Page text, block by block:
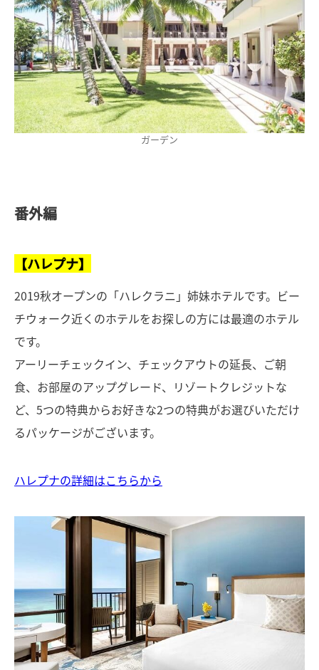
ガーデン
番外編
【ハレプナ】
2019秋オープンの「ハレクラニ」姉妹ホテルです。ビー
チウォーク近くのホテルをお探しの方には最適のホテル
です。
アーリーチェックイン、チェックアウトの延長、ご朝
食、お部屋のアップグレード、リゾートクレジットな
ど、5つの特典からお好きな2つの特典がお選びいただけ
るパッケージがございます。
ハレプナの詳細はこちらから